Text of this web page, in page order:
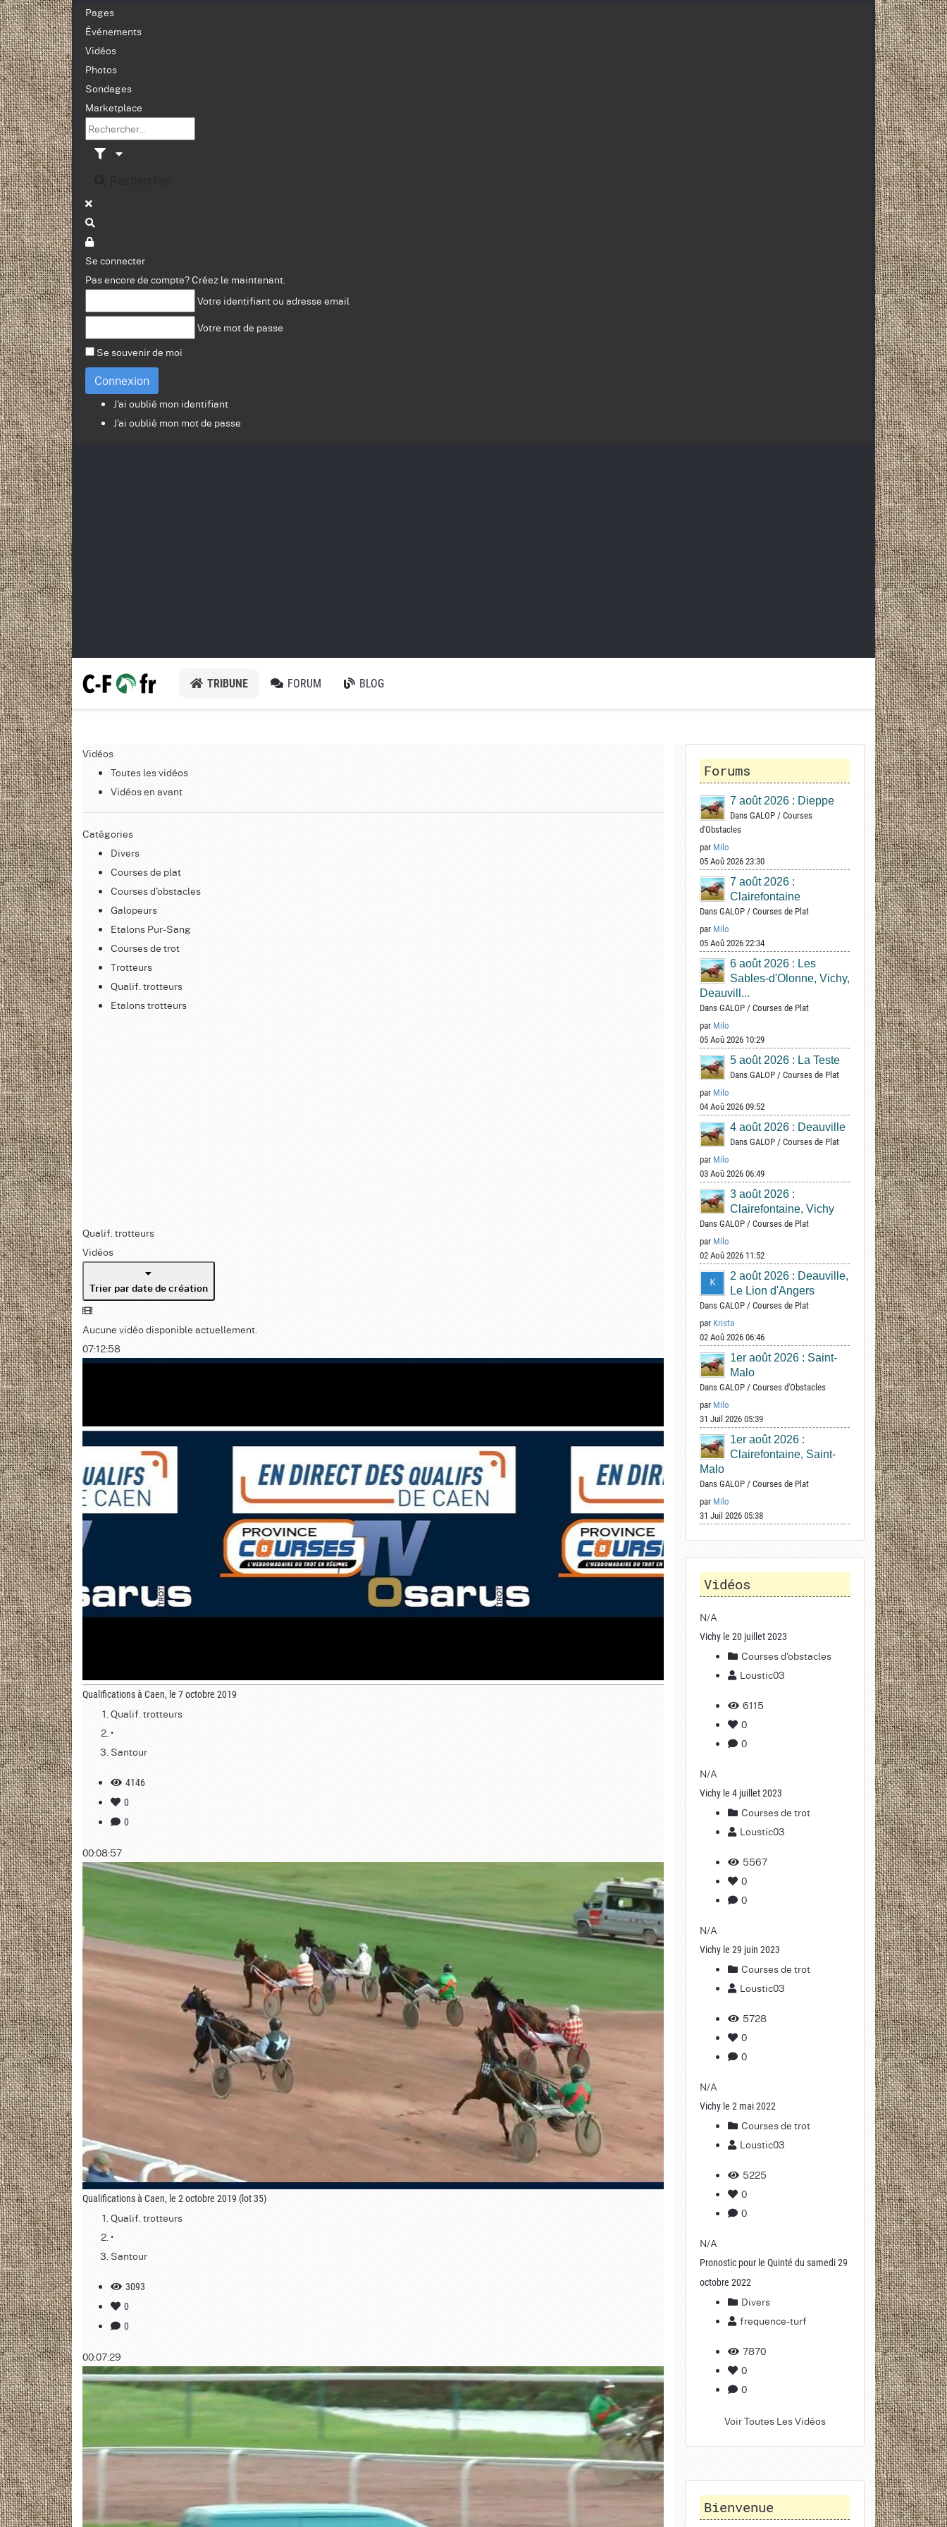
Pages
Événements
Vidéos
Photos
Sondages
Marketplace
Se connecter
Pas encore de compte? Créez le maintenant.
Votre identifiant ou adresse email
Votre mot de passe
Se souvenir de moi
Connexion
J'ai oublié mon identifiant
J'ai oublié mon mot de passe
TRIBUNE FORUM BLOG
Vidéos
Toutes les vidéos
Vidéos en avant
Catégories
Divers
Courses de plat
Courses d'obstacles
Galopeurs
Etalons Pur-Sang
Courses de trot
Trotteurs
Qualif. trotteurs
Etalons trotteurs
Qualif. trotteurs
Vidéos
Trier par date de création
Aucune vidéo disponible actuellement.
07:12:58
Qualifications à Caen, le 7 octobre 2019
Qualif. trotteurs
•
Santour
4146
0
0
00:08:57
Qualifications à Caen, le 2 octobre 2019 (lot 35)
Qualif. trotteurs
•
Santour
3093
0
0
00:07:29
Forums
7 août 2026 : Dieppe
Dans GALOP / Courses
d'Obstacles
par Milo
05 Aoû 2026 23:30
7 août 2026 :
Clairefontaine
Dans GALOP / Courses de Plat
par Milo
05 Aoû 2026 22:34
6 août 2026 : Les
Sables-d'Olonne, Vichy,
Deauvill...
Dans GALOP / Courses de Plat
par Milo
05 Aoû 2026 10:29
5 août 2026 : La Teste
Dans GALOP / Courses de Plat
par Milo
04 Aoû 2026 09:52
4 août 2026 : Deauville
Dans GALOP / Courses de Plat
par Milo
03 Aoû 2026 06:49
3 août 2026 :
Clairefontaine, Vichy
Dans GALOP / Courses de Plat
par Milo
02 Aoû 2026 11:52
2 août 2026 : Deauville,
Le Lion d'Angers
Dans GALOP / Courses de Plat
par Krista
02 Aoû 2026 06:46
1er août 2026 : Saint-
Malo
Dans GALOP / Courses d'Obstacles
par Milo
31 Juil 2026 05:39
1er août 2026 :
Clairefontaine, Saint-
Malo
Dans GALOP / Courses de Plat
par Milo
31 Juil 2026 05:38
Vidéos
N/A
Vichy le 20 juillet 2023
Courses d'obstacles
Loustic03
6115
0
0
N/A
Vichy le 4 juillet 2023
Courses de trot
Loustic03
5567
0
0
N/A
Vichy le 29 juin 2023
Courses de trot
Loustic03
5728
0
0
N/A
Vichy le 2 mai 2022
Courses de trot
Loustic03
5225
0
0
N/A
Pronostic pour le Quinté du samedi 29
octobre 2022
Divers
frequence-turf
7870
0
0
Voir Toutes Les Vidéos
Bienvenue